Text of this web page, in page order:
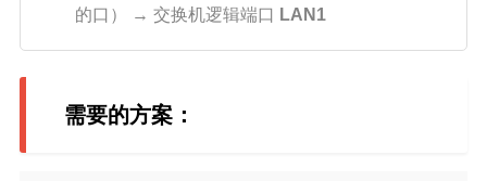
的口） → 交换机逻辑端口 LAN1
需要的方案：
kettle学习笔记